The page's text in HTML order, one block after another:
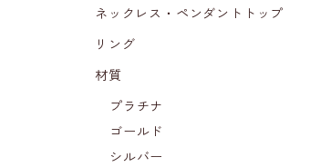
ネックレス・ペンダントトップ
リング
材質
プラチナ
ゴールド
シルバー